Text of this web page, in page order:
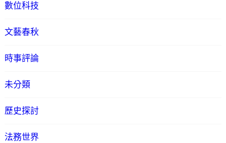
數位科技
文藝春秋
時事評論
未分類
歷史探討
法務世界